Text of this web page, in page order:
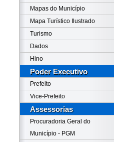
Mapas do Município
Mapa Turístico Ilustrado
Turismo
Dados
Hino
Poder Executivo
Prefeito
Vice-Prefeito
Assessorias
Procuradoria Geral do
Município - PGM